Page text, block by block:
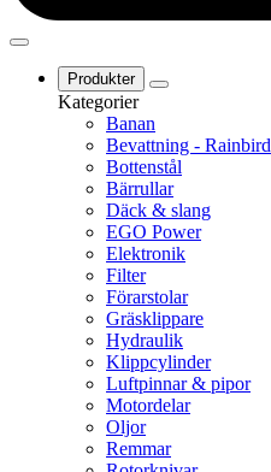
Produkter
Kategorier
Banan
Bevattning - Rainbird
Bottenstål
Bärrullar
Däck & slang
EGO Power
Elektronik
Filter
Förarstolar
Gräsklippare
Hydraulik
Klippcylinder
Luftpinnar & pipor
Motordelar
Oljor
Remmar